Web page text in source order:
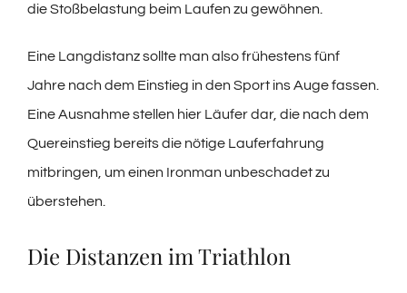
die Stoßbelastung beim Laufen zu gewöhnen.
Eine Langdistanz sollte man also frühestens fünf
Jahre nach dem Einstieg in den Sport ins Auge fassen.
Eine Ausnahme stellen hier Läufer dar, die nach dem
Quereinstieg bereits die nötige Lauferfahrung
mitbringen, um einen Ironman unbeschadet zu
überstehen.
Die Distanzen im Triathlon